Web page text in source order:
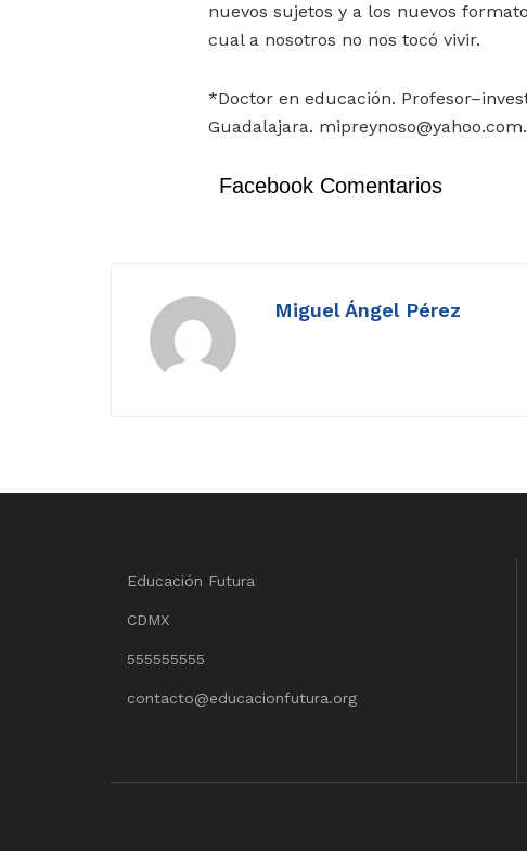
nuevos sujetos y a los nuevos
cual a nosotros no nos tocó vivir.
*Doctor en educación.
Guadalajara.
Facebook Comentarios
Miguel Ángel Pérez
Educación Futura
CDMX
555555555
contacto@educacionfutura.org